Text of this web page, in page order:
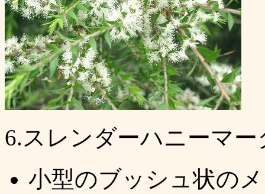
6.スレンダーハニーマー
小型のブッシュ状の